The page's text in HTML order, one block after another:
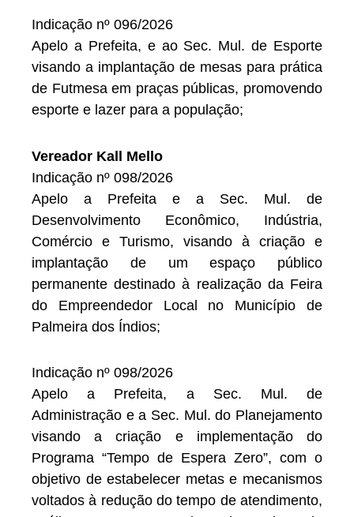
Indicação nº 096/2026
Apelo a Prefeita, e ao Sec. Mul. de Esporte
visando a implantação de mesas para prática
de Futmesa em praças públicas, promovendo
esporte e lazer para a população;
Vereador Kall Mello
Indicação nº 098/2026
Apelo a Prefeita e a Sec. Mul. de
Desenvolvimento Econômico, Indústria,
Comércio e Turismo, visando à criação e
implantação de um espaço público
permanente destinado à realização da Feira
do Empreendedor Local no Município de
Palmeira dos Índios;
Indicação nº 098/2026
Apelo a Prefeita, a Sec. Mul. de
Administração e a Sec. Mul. do Planejamento
visando a criação e implementação do
Programa “Tempo de Espera Zero”, com o
objetivo de estabelecer metas e mecanismos
voltados à redução do tempo de atendimento,